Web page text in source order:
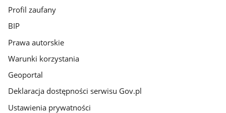
Profil zaufany
BIP
Prawa autorskie
Warunki korzystania
Geoportal
Deklaracja dostępności serwisu Gov.pl
Ustawienia prywatności